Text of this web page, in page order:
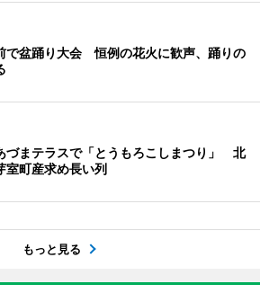
で盆踊り大会 恒例の花火に歓声、踊りの
づまテラスで「とうもろこしまつり」 北
室町産求め長い列
もっと見る